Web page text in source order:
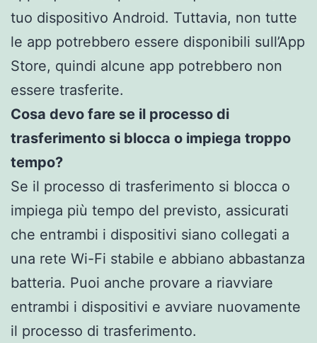
tuo dispositivo Android. Tuttavia, non tutte
le app potrebbero essere disponibili sull’App
Store, quindi alcune app potrebbero non
essere trasferite.
Cosa devo fare se il processo di
trasferimento si blocca o impiega troppo
tempo?
Se il processo di trasferimento si blocca o
impiega più tempo del previsto, assicurati
che entrambi i dispositivi siano collegati a
una rete Wi-Fi stabile e abbiano abbastanza
batteria. Puoi anche provare a riavviare
entrambi i dispositivi e avviare nuovamente
il processo di trasferimento.